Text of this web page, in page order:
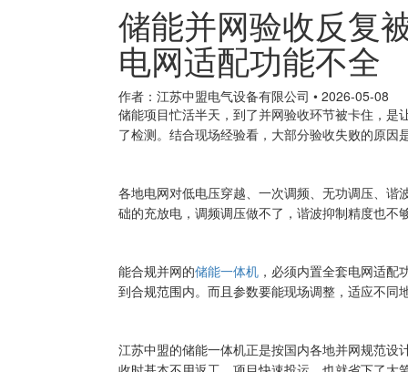
储能并网验收反复
电网适配功能不全
作者：江苏中盟电气设备有限公司 • 2026-05-08
储能项目忙活半天，到了并网验收环节被卡住，是
了检测。结合现场经验看，大部分验收失败的原
各地电网对低电压穿越、一次调频、无功调压、谐
础的充放电，调频调压做不了，谐波抑制精度也不
能合规并网的储能一体机 ，必须内置全套电网适
到合规范围内。而且参数要能现场调整，适应不同
江苏中盟的储能一体机正是按国内各地并网规范设